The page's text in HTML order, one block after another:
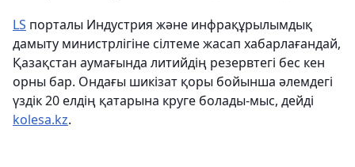
LS порталы Индустрия және инфрақұрылымдық
дамыту министрлігіне сілтеме жасап хабарлағандай,
Қазақстан аумағында литийдің резервтегі бес кен
орны бар. Ондағы шикізат қоры бойынша әлемдегі
үздік 20 елдің қатарына круге болады-мыс, дейді
kolesa.kz.